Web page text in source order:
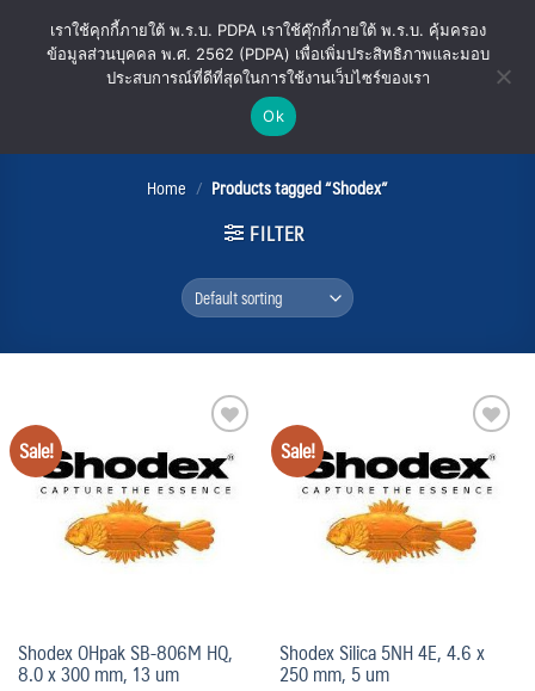
Shodex
Home / Products tagged “Shodex”
FILTER
Sale! Add
to
wishlist
Shodex OHpak SB-806M HQ,
8.0 x 300 mm, 13 um
Sale! Add
to
wishlist
Shodex Silica 5NH 4E, 4.6 x
250 mm, 5 um
เราใช้คุกกี้ภายใต้ พ.ร.บ. PDPA เราใช้คุ๊กกี้ภายใต้ พ.ร.บ. คุ้มครอง
ข้อมูลส่วนบุคคล พ.ศ. 2562 (PDPA) เพื่อเพิ่มประสิทธิภาพและมอบ
ประสบการณ์ที่ดีที่สุดในการใช้งานเว็บไซร์ของเรา
Ok